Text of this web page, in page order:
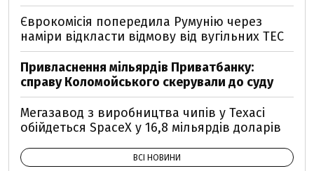
Єврокомісія попередила Румунію через
наміри відкласти відмову від вугільних ТЕС
Привласнення мільярдів Приватбанку:
справу Коломойського скерували до суду
Мегазавод з виробництва чипів у Техасі
обійдеться SpaceX у 16,8 мільярдів доларів
ВСІ НОВИНИ